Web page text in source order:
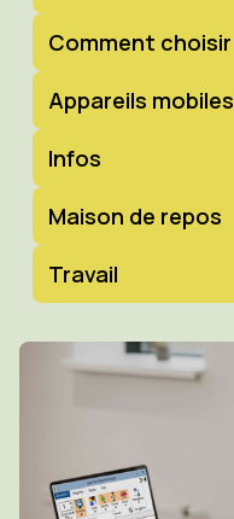
Comment choisir
Appareils mobiles
Infos
Maison de repos
Travail